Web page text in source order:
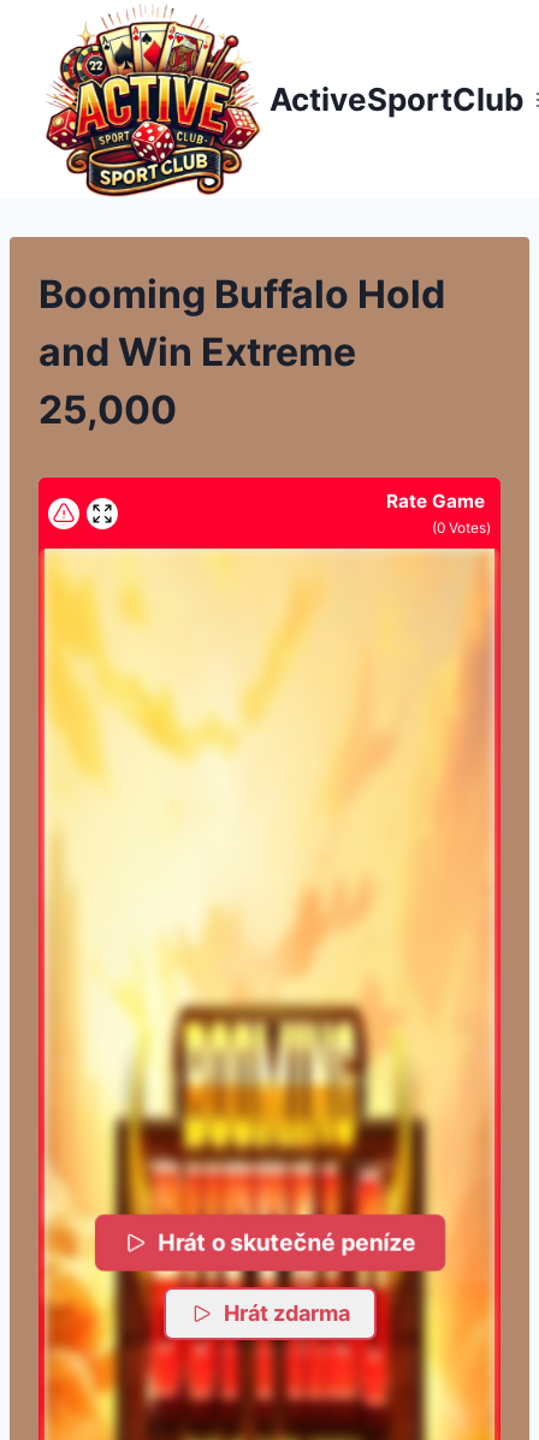
obsah
ActiveSportClub
Booming Buffalo Hold
and Win Extreme
25,000
Rate Game
(0 Votes)
Hrát o skutečné peníze
Hrát zdarma